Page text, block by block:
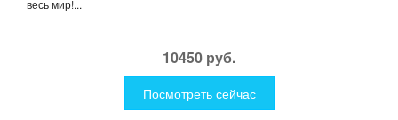
весь мир!...
10450 руб.
Посмотреть сейчас